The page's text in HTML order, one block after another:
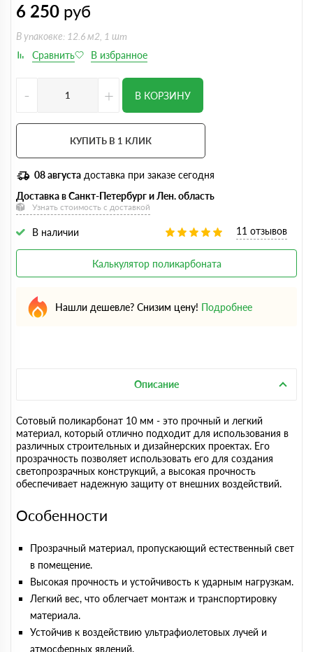
6 250 руб
В упаковке: 12.6 м2, 1 шт
- + В КОРЗИНУ
КУПИТЬ В 1 КЛИК
08 августа доставка при заказе сегодня
Доставка в Санкт-Петербург и Лен. область
Узнать стоимость с доставкой
В наличии 11 отзывов
Калькулятор поликарбоната
Нашли дешевле? Снизим цену! Подробнее
Описание
Сотовый поликарбонат 10 мм - это прочный и легкий
материал, который отлично подходит для использования в
различных строительных и дизайнерских проектах. Его
прозрачность позволяет использовать его для создания
светопрозрачных конструкций, а высокая прочность
обеспечивает надежную защиту от внешних воздействий.
Особенности
Прозрачный материал, пропускающий естественный свет
в помещение.
Высокая прочность и устойчивость к ударным нагрузкам.
Легкий вес, что облегчает монтаж и транспортировку
материала.
Устойчив к воздействию ультрафиолетовых лучей и
атмосферных явлений.